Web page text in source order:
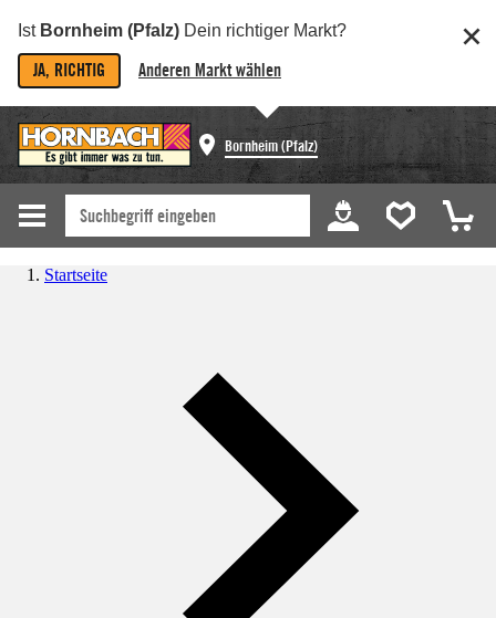
Ist Bornheim (Pfalz) Dein richtiger Markt?
JA, RICHTIG Anderen Markt wählen
Bornheim (Pfalz)
Startseite